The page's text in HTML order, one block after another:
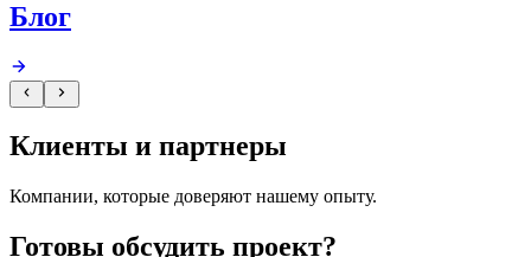
Блог
Клиенты и партнеры
Компании, которые доверяют нашему опыту.
Готовы обсудить проект?